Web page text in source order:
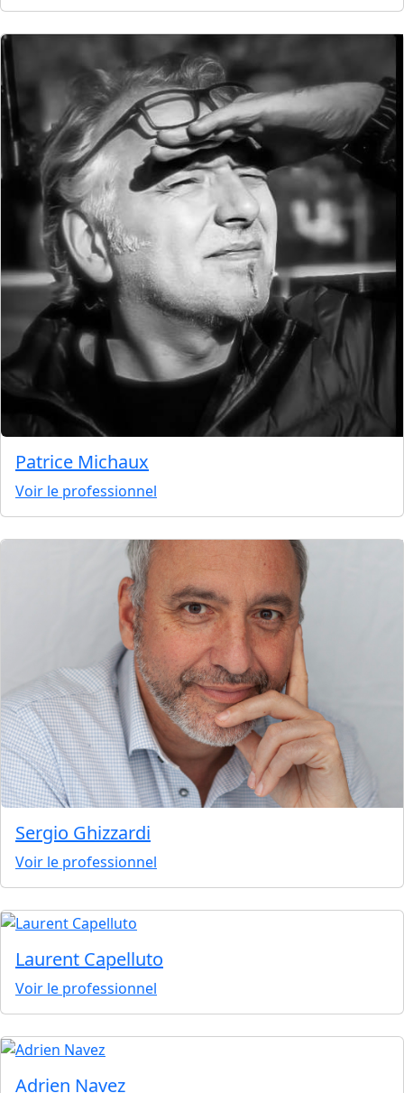
Patrice Michaux
Voir le professionnel
Sergio Ghizzardi
Voir le professionnel
Laurent Capelluto
Voir le professionnel
Adrien Navez